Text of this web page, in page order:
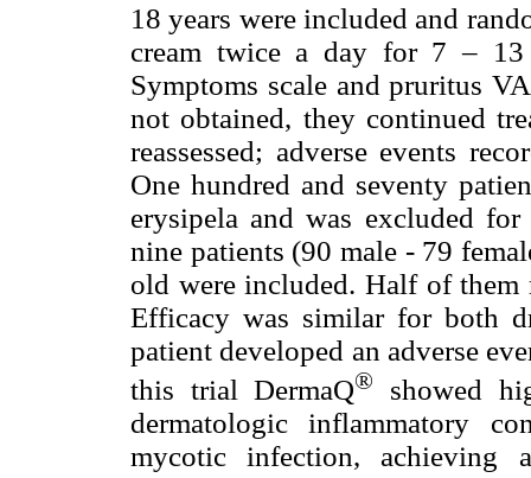
18 years were included and
cream twice a day for 7 – 13
Symptoms scale and pruritus
not obtained, they continued
reassessed; adverse events
One hundred and seventy
erysipela and was excluded
nine patients (90 male - 79
old were included. Half of them
Efficacy was similar for both
patient developed an adverse
this trial DermaQ®
showed
dermatologic inflammatory
mycotic infection,